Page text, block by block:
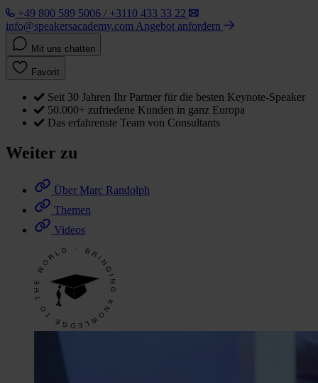
+49 800 589 5006 / +3110 433 33 22
info@speakersacademy.com Angebot anfordern
Mit uns chatten
Favorit
Seit 30 Jahren Ihr Partner für die besten Keynote-Speaker
50.000+ zufriedene Kunden in ganz Europa
Das erfahrenste Team von Consultants
Weiter zu
Über Marc Randolph
Themen
Videos